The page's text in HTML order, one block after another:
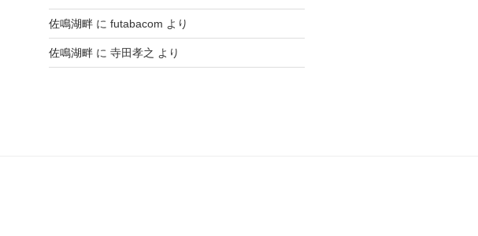
佐鳴湖畔に futabacom より
佐鳴湖畔に 寺田孝之 より